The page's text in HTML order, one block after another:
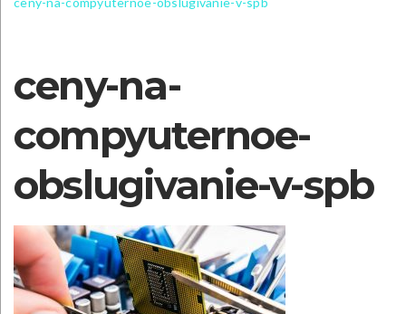
ceny-na-
compyuternoe-
obslugivanie-v-spb